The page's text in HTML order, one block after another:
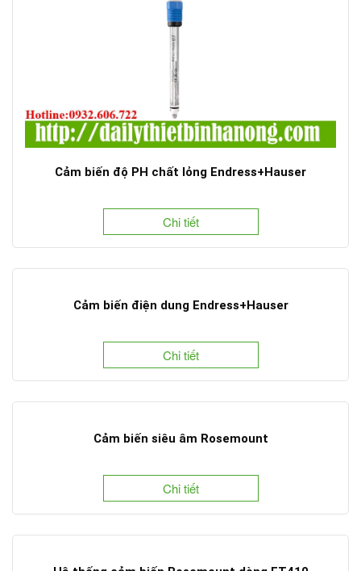
Cảm biến độ PH chất lỏng Endress+Hauser
Chi tiết
Cảm biến điện dung Endress+Hauser
Chi tiết
Cảm biến siêu âm Rosemount
Chi tiết